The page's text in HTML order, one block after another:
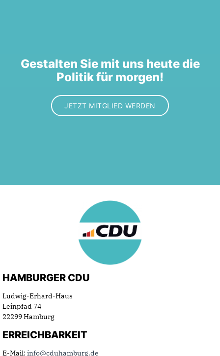
Gestalten Sie mit uns heute die
Politik für morgen!
JETZT MITGLIED WERDEN
HAMBURGER CDU
Ludwig-Erhard-Haus
Leinpfad 74
22299 Hamburg
ERREICHBARKEIT
E-Mail: info@cduhamburg.de